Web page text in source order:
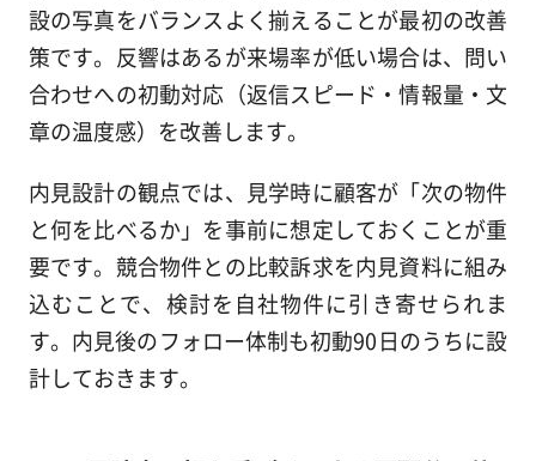
設の写真をバランスよく揃えることが最初の改善
策です。反響はあるが来場率が低い場合は、問い
合わせへの初動対応（返信スピード・情報量・文
章の温度感）を改善します。
内見設計の観点では、見学時に顧客が「次の物件
と何を比べるか」を事前に想定しておくことが重
要です。競合物件との比較訴求を内見資料に組み
込むことで、検討を自社物件に引き寄せられま
す。内見後のフォロー体制も初動90日のうちに設
計しておきます。